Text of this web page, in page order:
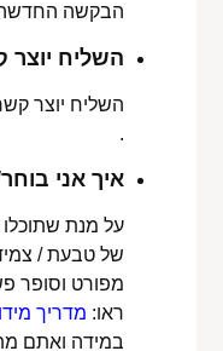
הבקשה
השליח יוצר
השליח יוצר
.
איך אני
על מנת
של טבעת /
מפורט וסופר
ראו: מדריך
במידה ואתם